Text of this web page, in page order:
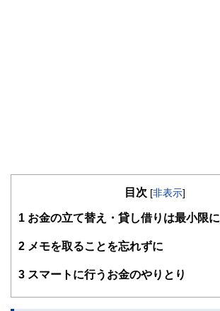
目次 [非表示]
1 お金の立て替え・貸し借りは最小限に
2 メモを取ることを忘れずに
3 スマートに行うお金のやりとり